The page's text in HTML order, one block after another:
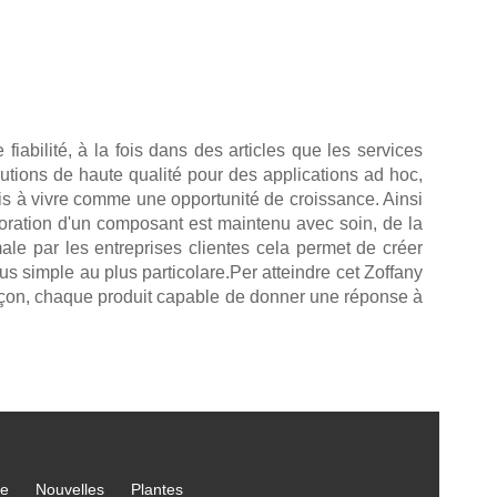
fiabilité, à la fois dans des articles que les services
de haute qualité pour des applications ad hoc,
à vivre comme une opportunité de croissance. Ainsi
d'un composant est maintenu avec soin, de la
par les entreprises clientes cela permet de créer
simple au plus particolare.Per atteindre cet Zoffany
chaque produit capable de donner une réponse à
Nouvelles Plantes